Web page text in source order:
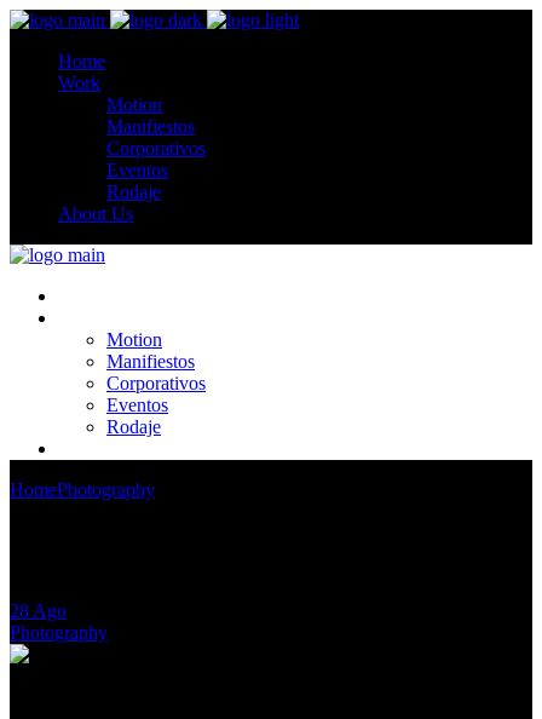
Home
Work
Motion
Manifiestos
Corporativos
Eventos
Rodaje
About Us
Motion
Manifiestos
Corporativos
Eventos
Rodaje
HomePhotography
28 Ago
Photography